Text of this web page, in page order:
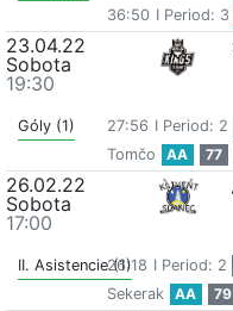
36:50 I Period: 3
23.04.22
Sobota
19:30
Góly (1) 27:56 I Period: 2
Tomčo
AA 77
26.02.22
Sobota
17:00
II. Asistencie (1)
26:18 I Period: 2
Sekerak
AA 79